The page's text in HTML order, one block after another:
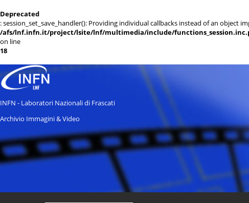
Deprecated
: session_set_save_handler(): Providing individual callbacks instead of an object
/afs/lnf.infn.it/project/lsite/lnf/multimedia/include/
on line
18
INFN - Laboratori Nazionali di Frascati
Archivio Immagini & Video